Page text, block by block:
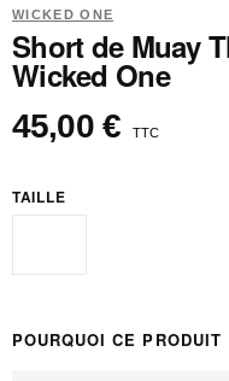
WICKED ONE
Short de Muay
Wicked One
45,00 € TTC
TAILLE
POURQUOI CE PRODUIT